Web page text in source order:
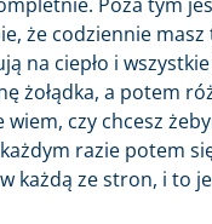
że codziennie masz
na ciepło i
żołądka, a potem
czy chcesz
razie potem
każdą ze stron, i to